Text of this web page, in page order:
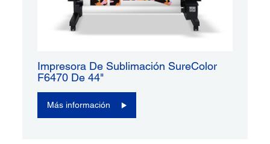
Impresora De Sublimación SureColor
F6470 De 44"
Más información